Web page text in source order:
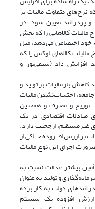
نرخ‌های متفاوت مالیات بر
و پردرآمد تعیین شود. در
مالیات کالاهایی را که بخش
خود اختصاص می‌دهد، مثل
کالاهای لوکس را که
افزایش داد (سیفی‌پور و
کاهش بار مالیات بر تولید و
احتساب‌نشدن مالیات
توزیع و مصرف و همچنین
مبادلات اقتصادی در یک
غیرمستقیم، ارجحیت دارد.
بر ارزش افــزوده حــاکی از
اجرای این نوع مالیات
بیشتر عدالت نسبت به
و تولید به عنوان
دولت به کار برده
افزوده یک سیستم